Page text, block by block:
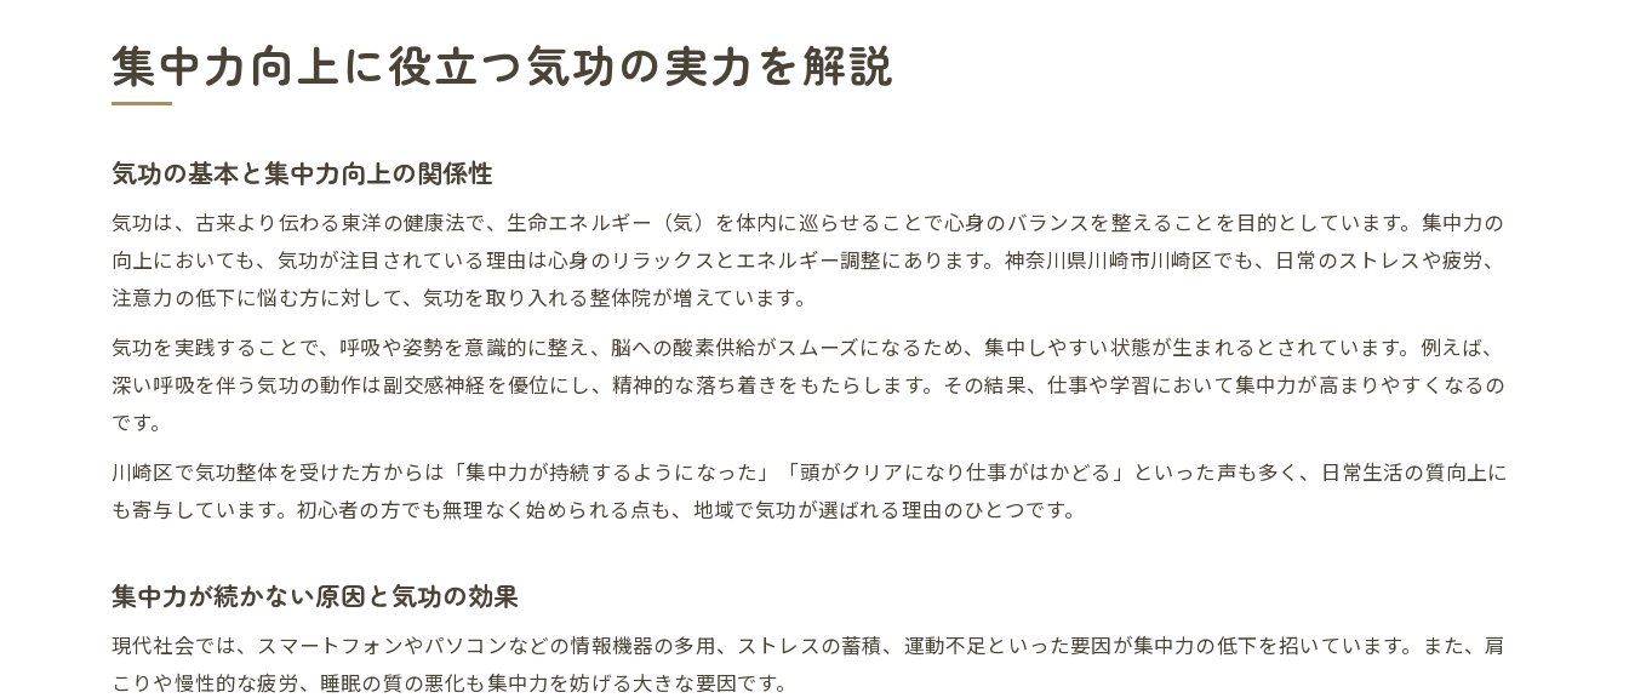
神奈川県川崎区で注目される気功の効果
川崎区で気功が選ばれる理由と背景
地域密着型の気功施術の特徴を解説
気功治療の実際の効果と安全性への評価
気功整体による体調改善の仕組みを知る
気功整体とは何か仕組みを詳しく紹介
気の流れと体調改善の理論的な関係
疲労感や肩こりに効く気功整体の実例
気功整体の信頼性と医療との違い
毎日の生活で実践できる気功のコツ
気功整体の知恵が役立つリラックス法
集中力向上に役立つ気功の実力を解説
気功の基本と集中力向上の関係性
気功は、古来より伝わる東洋の健康法で、生命エネルギー（気）を体内に巡らせることで心身のバランスを整えることを目的としています。集中力の
向上においても、気功が注目されている理由は心身のリラックスとエネルギー調整にあります。神奈川県川崎市川崎区でも、日常のストレスや疲労、
注意力の低下に悩む方に対して、気功を取り入れる整体院が増えています。
気功を実践することで、呼吸や姿勢を意識的に整え、脳への酸素供給がスムーズになるため、集中しやすい状態が生まれるとされています。例えば、
深い呼吸を伴う気功の動作は副交感神経を優位にし、精神的な落ち着きをもたらします。その結果、仕事や学習において集中力が高まりやすくなるの
です。
川崎区で気功整体を受けた方からは「集中力が持続するようになった」「頭がクリアになり仕事がはかどる」といった声も多く、日常生活の質向上に
も寄与しています。初心者の方でも無理なく始められる点も、地域で気功が選ばれる理由のひとつです。
集中力が続かない原因と気功の効果
現代社会では、スマートフォンやパソコンなどの情報機器の多用、ストレスの蓄積、運動不足といった要因が集中力の低下を招いています。また、肩
こりや慢性的な疲労、睡眠の質の悪化も集中力を妨げる大きな要因です。